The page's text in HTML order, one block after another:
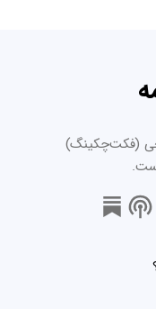
(فکت‌چکینگ)